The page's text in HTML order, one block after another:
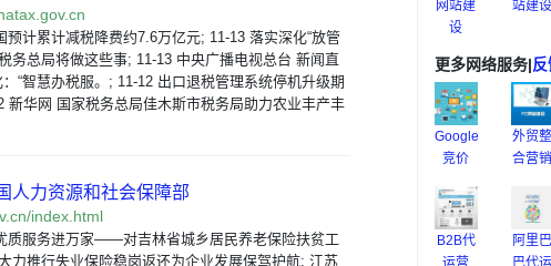
预计累计减税降费约7.6万亿元; 11-13 落实深化“放管
务总局将做这些事; 11-13 中央广播电视总台 新闻直
“智慧办税服。; 11-12 出口退税管理系统停机升级期
新华网 国家税务总局佳木斯市税务局助力农业丰产丰
人力资源和社会保障部
index.html
质服务进万家——对吉林省城乡居民养老保险扶贫工
力推行失业保险稳岗返还为企业发展保驾护航; 江苏
网站建
设
站建设
更多网络服务|
Google
竞价
外贸整
合营销
B2B代
运营
阿里巴
巴代运